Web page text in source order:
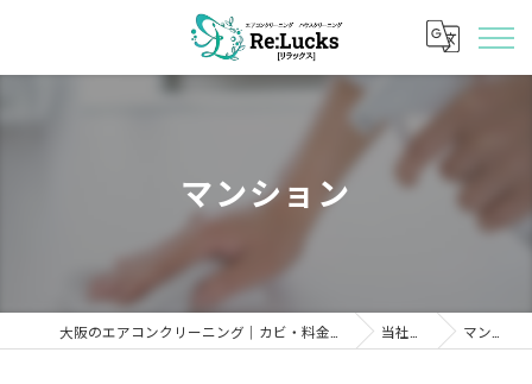
マンション
当社の特徴 マンション